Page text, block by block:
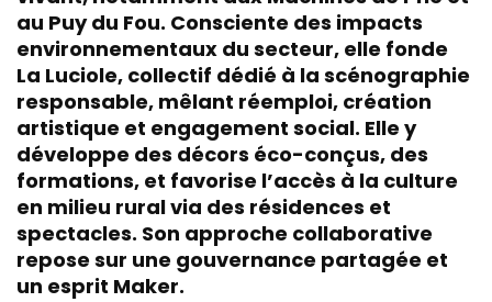
au Puy du Fou. Consciente des impacts
environnementaux du secteur, elle fonde
La Luciole, collectif dédié à la scénographie
responsable, mêlant réemploi, création
artistique et engagement social. Elle y
développe des décors éco-conçus, des
formations, et favorise l’accès à la culture
en milieu rural via des résidences et
spectacles. Son approche collaborative
repose sur une gouvernance partagée et
un esprit Maker.